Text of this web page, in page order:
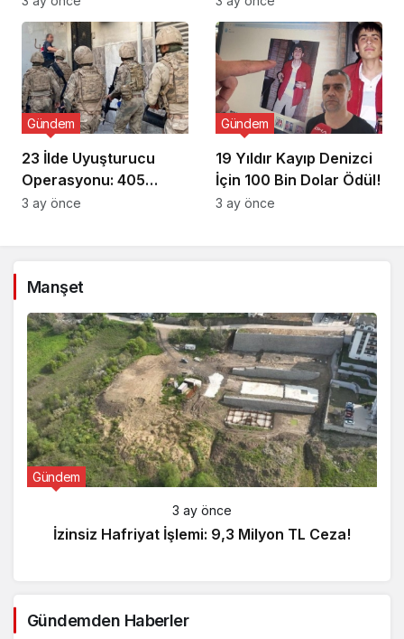
23 İlde Uyuşturucu
Operasyonu: 405
Gözaltı!
Gündem
3 ay önce
19 Yıldır Kayıp Denizci
İçin 100 Bin Dolar Ödül!
Gündem
3 ay önce
Manşet
Gündem
3 ay önce
İzinsiz Hafriyat İşlemi: 9,3 Milyon TL Ceza!
Gündemden Haberler